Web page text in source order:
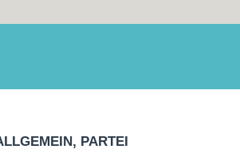
, PARTEI